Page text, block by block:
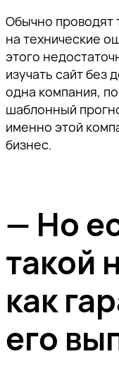
Обычно проводят
на технические
этого
изучать сайт без
одна компания,
шаблонный
именно этой
бизнес.
— Но
такой
как
его